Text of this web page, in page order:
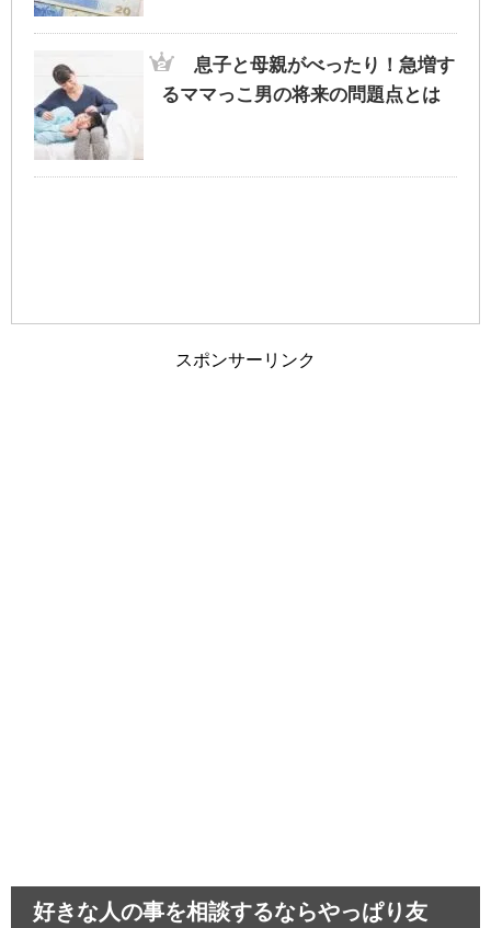
旦那が家事にうるさい！夫婦円満に過ごす
為のポイントとは？
息子と母親がべったり！急増す
るママっこ男の将来の問題点とは
スポンサーリンク
好きな人の事を相談するならやっぱり友